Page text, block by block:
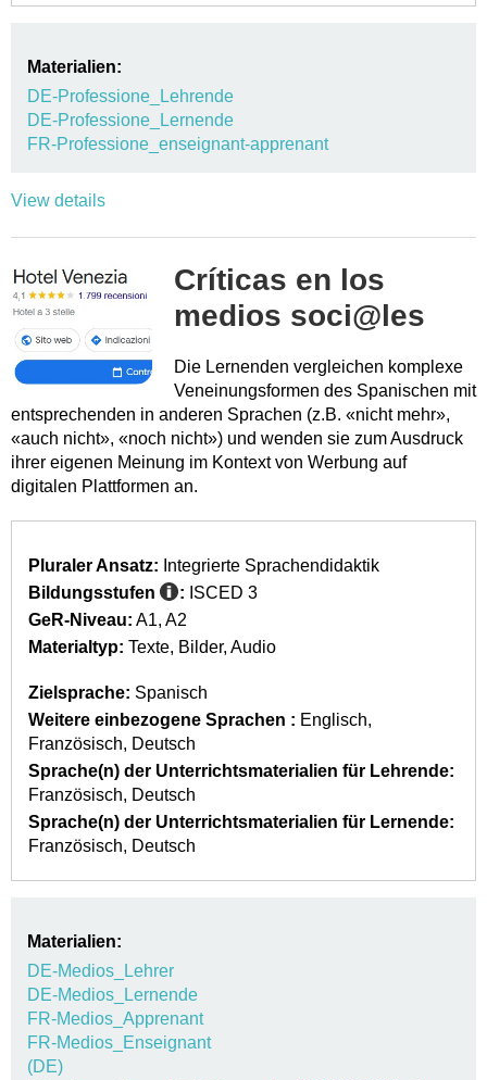
Materialien:
DE-Professione_Lehrende
DE-Professione_Lernende
FR-Professione_enseignant-apprenant
View details
Críticas en los
medios soci@les
Die Lernenden vergleichen komplexe
Veneinungsformen des Spanischen mit
entsprechenden in anderen Sprachen (z.B. «nicht mehr»,
«auch nicht», «noch nicht») und wenden sie zum Ausdruck
ihrer eigenen Meinung im Kontext von Werbung auf
digitalen Plattformen an.
Pluraler Ansatz: Integrierte Sprachendidaktik
Bildungsstufen
: ISCED 3
GeR-Niveau: A1 A2
Materialtyp: Texte Bilder Audio
Zielsprache: Spanisch
Weitere einbezogene Sprachen : Englisch
Französisch
Deutsch
Sprache(n) der Unterrichtsmaterialien für Lehrende:
Französisch
Deutsch
Sprache(n) der Unterrichtsmaterialien für Lernende:
Französisch
Deutsch
Materialien:
DE-Medios_Lehrer
DE-Medios_Lernende
FR-Medios_Apprenant
FR-Medios_Enseignant
(DE)